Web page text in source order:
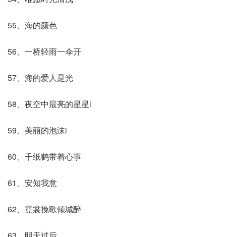
55、海的颜色
56、一桥轻雨一伞开
57、海的爱人是光
58、夜空中最亮的星星i
59、美丽的泡沫i
60、千纸鹤带着心事
61、安知我意
62、霓裳挽歌倾城醉